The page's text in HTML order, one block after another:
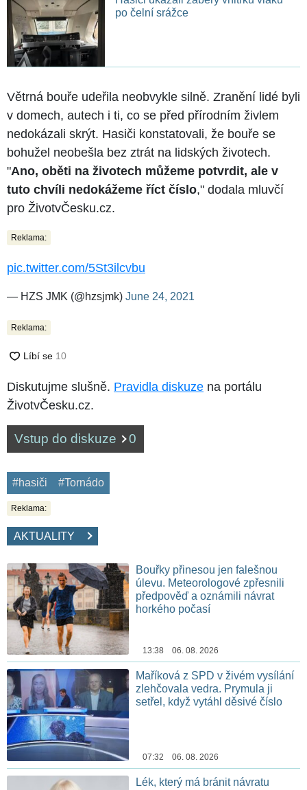
po čelní srážce
Větrná bouře udeřila neobvykle silně. Zranění lidé byli
v domech, autech i ti, co se před přírodním živlem
nedokázali skrýt. Hasiči konstatovali, že bouře se
bohužel neobešla bez ztrát na lidských životech.
"Ano, oběti na životech můžeme potvrdit, ale v
tuto chvíli nedokážeme říct číslo," dodala mluvčí
pro ŽivotvČesku.cz.
Reklama:
pic.twitter.com/5St3ilcvbu
— HZS JMK (@hzsjmk) June 24, 2021
Reklama:
Diskutujme slušně. Pravidla diskuze na portálu
ŽivotvČesku.cz.
Vstup do diskuze 0
#hasiči #Tornádo
Reklama:
AKTUALITY
Bouřky přinesou jen falešnou
úlevu. Meteorologové zpřesnili
předpověď a oznámili návrat
horkého počasí
13:38 06. 08. 2026
Maříková z SPD v živém vysílání
zlehčovala vedra. Prymula ji
setřel, když vytáhl děsivé číslo
07:32 06. 08. 2026
Lék, který má bránit návratu